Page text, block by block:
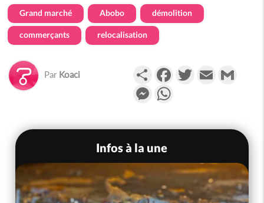
Grand marché Abobo démolition
commerçants relocalisation
Par Koaci PartagerFacebookTwitterEmail
Messenger
Infos à la une